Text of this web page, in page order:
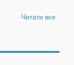
Читати все